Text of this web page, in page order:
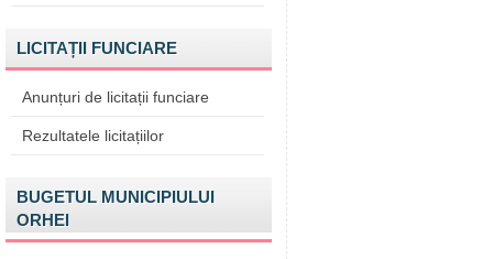
LICITAȚII FUNCIARE
Anunțuri de licitații funciare
Rezultatele licitațiilor
BUGETUL MUNICIPIULUI
ORHEI